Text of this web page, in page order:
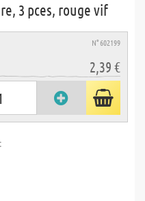
3 pces, rouge vif
N° 602199
2,39 €